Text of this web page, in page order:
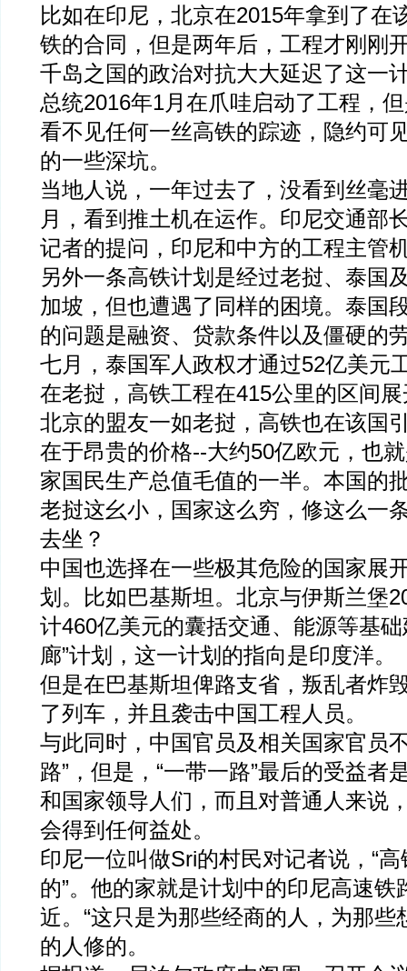
比如在印尼，北京在2015年拿到了在
铁的合同，但是两年后，工程才刚刚
千岛之国的政治对抗大大延迟了这一
总统2016年1月在爪哇启动了工程，
看不见任何一丝高铁的踪迹，隐约可
的一些深坑。
当地人说，一年过去了，没看到丝毫
月，看到推土机在运作。印尼交通部
记者的提问，印尼和中方的工程主管
另外一条高铁计划是经过老挝、泰国
加坡，但也遭遇了同样的困境。泰国
的问题是融资、贷款条件以及僵硬的
七月，泰国军人政权才通过52亿美元
在老挝，高铁工程在415公里的区间
北京的盟友一如老挝，高铁也在该国
在于昂贵的价格--大约50亿欧元，也
家国民生产总值毛值的一半。本国的
老挝这幺小，国家这么穷，修这么一
去坐？
中国也选择在一些极其危险的国家展
划。比如巴基斯坦。北京与伊斯兰堡
计460亿美元的囊括交通、能源等基础
廊”计划，这一计划的指向是印度洋。
但是在巴基斯坦俾路支省，叛乱者炸
了列车，并且袭击中国工程人员。
与此同时，中国官员及相关国家官员
路”，但是，“一带一路”最后的受益者
和国家领导人们，而且对普通人来说
会得到任何益处。
印尼一位叫做Sri的村民对记者说，“
的”。他的家就是计划中的印尼高速铁
近。“这只是为那些经商的人，为那些
的人修的。